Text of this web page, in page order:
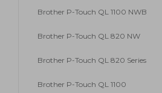
Brother P-Touch QL 1100 NWB
Brother P-Touch QL 820 NW
Brother P-Touch QL 820 Series
Brother P-Touch QL 1100